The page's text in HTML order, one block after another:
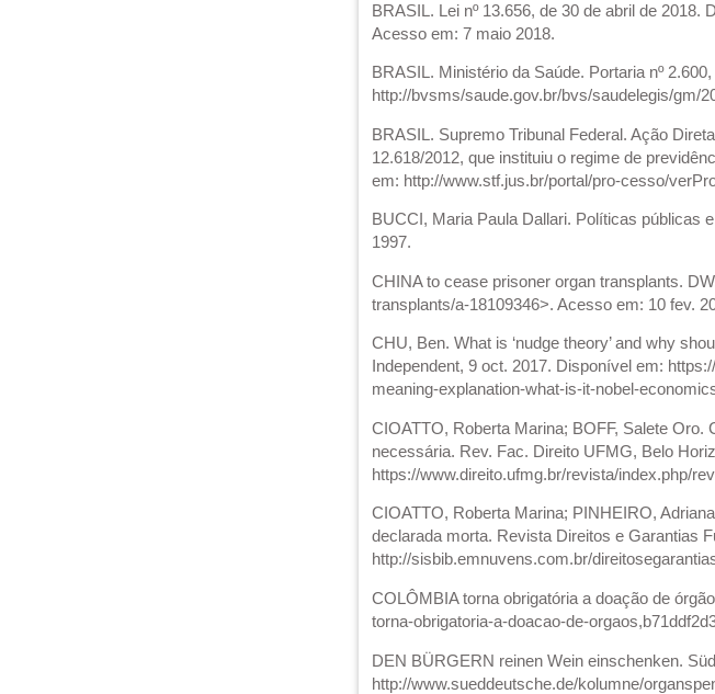
BRASIL. Lei nº 13.656, de 30 de abril de
Acesso em: 7 maio 2018.
BRASIL. Ministério da Saúde. Portaria nº
http://bvsms/saude.gov.br/bvs/saudelegis/gm/
BRASIL. Supremo Tribunal Federal. Ação
12.618/2012, que instituiu o regime de
em: http://www.stf.jus.br/portal/pro-cesso/
BUCCI, Maria Paula Dallari. Políticas públicas
1997.
CHINA to cease prisoner organ transplants.
transplants/a-18109346>. Acesso em: 10 fev.
CHU, Ben. What is ‘nudge theory’ and why
Independent, 9 oct. 2017. Disponível em:
meaning-explanation-what-is-it-nobel-
CIOATTO, Roberta Marina; BOFF, Salete
necessária. Rev. Fac. Direito UFMG, Belo
https://www.direito.ufmg.br/revista/index.php/
CIOATTO, Roberta Marina; PINHEIRO,
declarada morta. Revista Direitos e Garantias
http://sisbib.emnuvens.com.br/
COLÔMBIA torna obrigatória a doação de
torna-obrigatoria-a-doacao-de-
DEN BÜRGERN reinen Wein einschenken.
http://www.sueddeutsche.de/kolumne/